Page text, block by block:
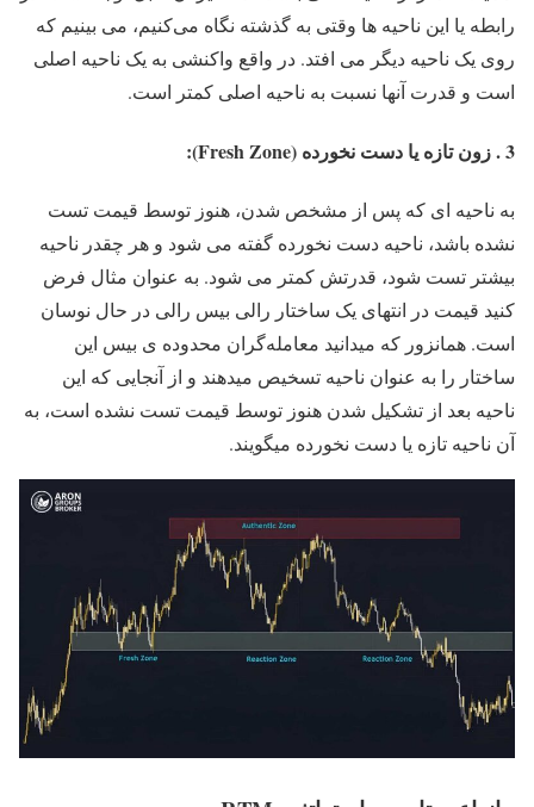
رابطه یا این ناحیه ها وقتی به گذشته نگاه می‌کنیم، می بینیم که
روی یک ناحیه دیگر می افتد. در واقع واکنشی به یک ناحیه اصلی
است و قدرت آنها نسبت به ناحیه اصلی کمتر است.
3 . زون تازه یا دست نخورده (Fresh Zone):
به ناحیه ای که پس از مشخص شدن، هنوز توسط قیمت تست
نشده باشد، ناحیه دست نخورده گفته می شود و هر چقدر ناحیه
بیشتر تست شود، قدرتش کمتر می شود. به عنوان مثال فرض
کنید قیمت در انتهای یک ساختار رالی بیس رالی در حال نوسان
است. همانزور که میدانید معامله‌گران محدوده ی بیس این
ساختار را به عنوان ناحیه تسخیص میدهند و از آنجایی که این
ناحیه بعد از تشکیل شدن هنوز توسط قیمت تست نشده است، به
آن ناحیه تازه یا دست نخورده میگویند.